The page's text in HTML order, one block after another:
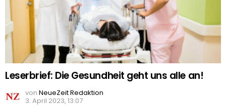
Leserbrief: Die Gesundheit geht uns alle an!
von NeueZeit Redaktion
3. April 2023, 13:07